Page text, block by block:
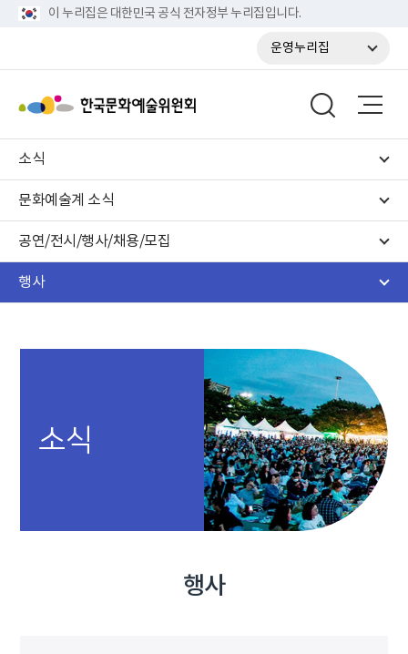
이 누리집은 대한민국 공식 전자정부 누리집입니다.
운영누리집
소식
문화예술계 소식
공연/전시/행사/채용/모집
행사
소식
행사